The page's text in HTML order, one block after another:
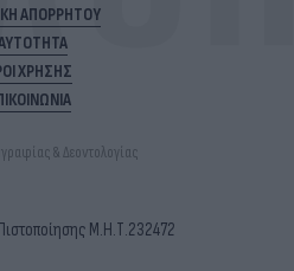
ΑΠΟΡΡΗΤΟΥ
ΧΡΗΣΗΣ
& Δεοντολογίας
Μ.Η.Τ.232472